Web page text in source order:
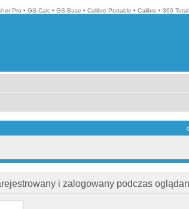
Pro • GS-Calc • GS-Base • Calibre Portable • Calibre • 360
i zalogowany podczas